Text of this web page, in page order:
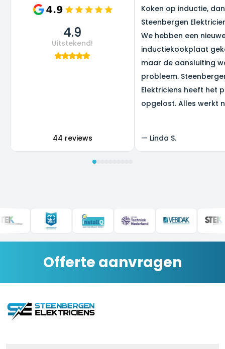
4.9
Uitstekend!
44 reviews
Koken op inductie,
Steenbergen
We hebben een
inductiekookplaat
maar de aansluiting
probleem.
Elektriciens heeft het
opgelost. Alles werkt
— Linda S.
Offerte aanvragen